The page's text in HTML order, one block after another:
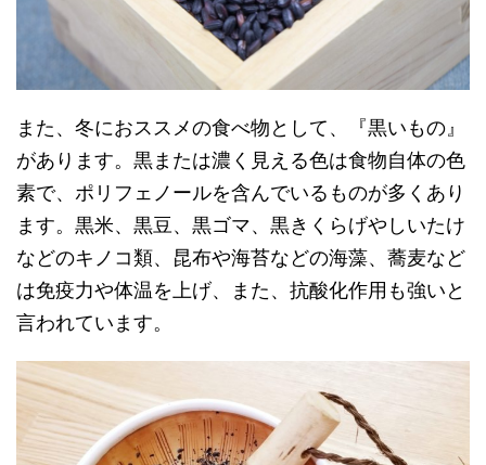
また、冬におススメの食べ物として、『黒いもの』
があります。黒または濃く見える色は食物自体の色
素で、ポリフェノールを含んでいるものが多くあり
ます。黒米、黒豆、黒ゴマ、黒きくらげやしいたけ
などのキノコ類、昆布や海苔などの海藻、蕎麦など
は免疫力や体温を上げ、また、抗酸化作用も強いと
言われています。